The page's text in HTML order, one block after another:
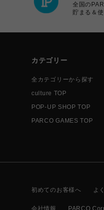
全国の
貯まる＆
カテゴリー
全カテゴリーから探す
culture TOP
POP-UP SHOP TOP
PARCO GAMES TOP
初めてのお客様へ よ
会社情報 PARCO